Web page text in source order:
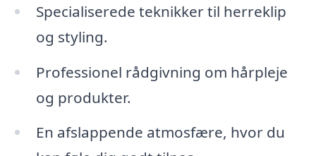
Specialiserede teknikker til herreklip
og styling.
Professionel rådgivning om hårpleje
og produkter.
En afslappende atmosfære, hvor du